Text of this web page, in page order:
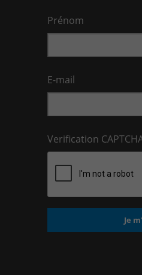
Prénom
E-mail
Verification